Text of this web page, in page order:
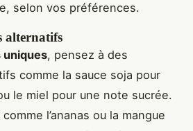
selon vos préférences.
alternatifs
uniques, pensez à des
comme la sauce soja pour
le miel pour une note sucrée.
l’ananas ou la mangue